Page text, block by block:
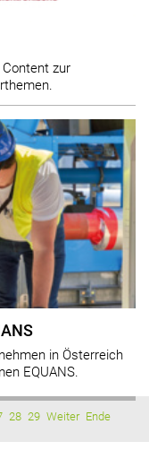
zur
in Österreich
EQUANS.
28 29 Weiter Ende